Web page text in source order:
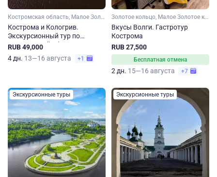
Костромская область, Малое Золотое кольцо, Золотое кольцо
Кострома и Кологрив.
Экскурсионный тур по
Костромской области
RUB 49,000
4 дн. 13—16 августа +1
Золотое кольцо, Малое Золотое кольцо, Костромская область, Ивановская область
Вкусы Волги. Гастротур
Кострома
RUB 27,500
Бесплатная отмена
2 дн. 15—16 августа +7
Экскурсионные туры Экскурсионные туры